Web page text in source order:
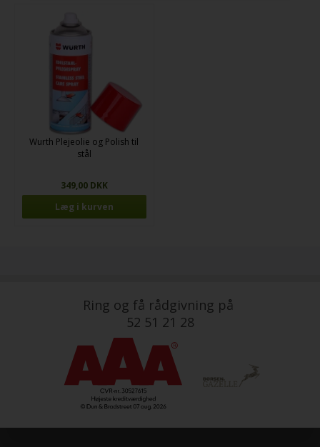
Wurth Plejeolie og Polish til
stål
349,00 DKK
Ring og få rådgivning på
52 51 21 28